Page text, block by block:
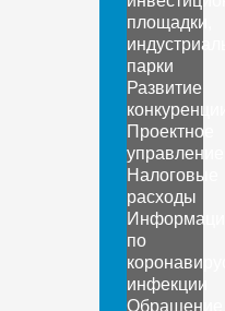
площадки,
парки
Развитие
Проектное
управление
Налоговые
расходы
по
инфекции
Обращение